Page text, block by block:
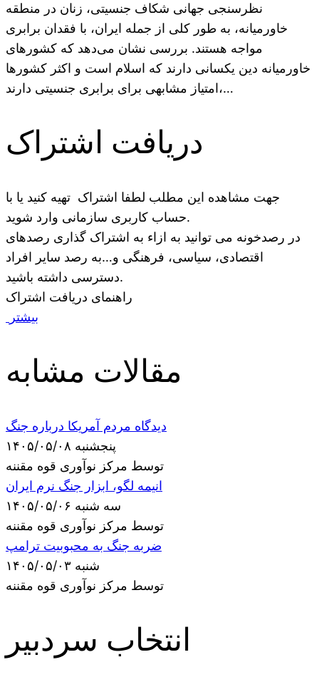
نظرسنجی جهانی شکاف جنسیتی، زنان در منطقه
خاورمیانه، به طور کلی از جمله ایران، با فقدان برابری
مواجه هستند. بررسی نشان می‌دهد که کشورهای
خاورمیانه دین یکسانی دارند که اسلام است و اکثر کشورها
امتیاز مشابهی برای برابری جنسیتی دارند،…
دریافت اشتراک
جهت مشاهده این مطلب لطفا اشتراک تهیه کنید یا با
حساب کاربری سازمانی وارد شوید.
در رصدخونه می توانید به ازاء به اشتراک گذاری رصدهای
اقتصادی، سیاسی، فرهنگی و…به رصد سایر افراد
دسترسی داشته باشید.
راهنمای دریافت اشتراک
بیشتر
مقالات مشابه
دیدگاه مردم آمریکا درباره جنگ
پنجشنبه ۱۴۰۵/۰۵/۰۸
توسط مرکز نوآوری قوه مقننه
انیمه لگو، ابزار جنگ نرم ایران
سه شنبه ۱۴۰۵/۰۵/۰۶
توسط مرکز نوآوری قوه مقننه
ضربه جنگ به محبوبیت ترامپ
شنبه ۱۴۰۵/۰۵/۰۳
توسط مرکز نوآوری قوه مقننه
انتخاب سردبیر